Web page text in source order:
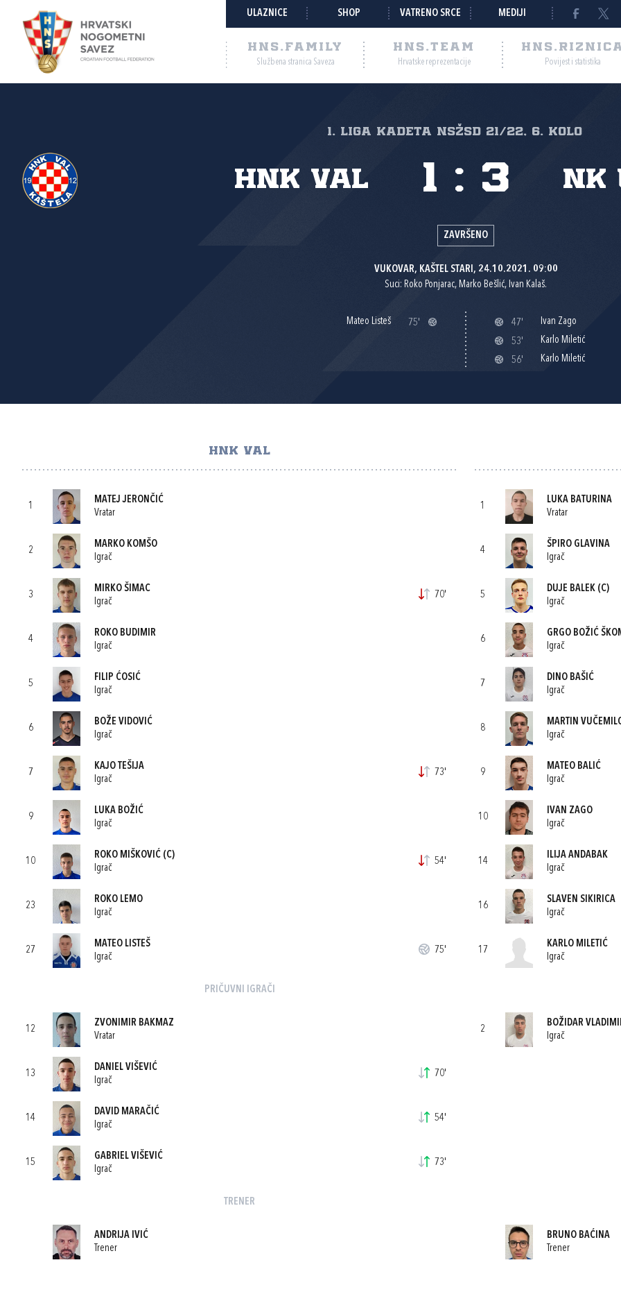
ULAZNICE SHOP VATRENO SRCE MEDIJI
HNS.FAMILY
Službena stranica Saveza
HNS.TEAM
Hrvatske reprezentacije Povijest i statistika
1. liga kadeta NSŽSD 21/22, 6. kolo
HNK Val NK
1 : 3
ZAVRŠENO
VUKOVAR, KAŠTEL STARI, 24.10.2021. 09:00
Suci: Roko Ponjarac, Marko Bešlić, Ivan Kalaš.
Mateo Listeš 75' 47'
Ivan Zago
53'
Karlo Miletić
56'
Karlo Miletić
HNK VAL
1
MATEJ JERONČIĆ
Vratar
2
MARKO KOMŠO
Igrač
3
MIRKO ŠIMAC
Igrač
70'
4
ROKO BUDIMIR
Igrač
5
FILIP ĆOSIĆ
Igrač
6
BOŽE VIDOVIĆ
Igrač
7
KAJO TEŠIJA
Igrač
73'
9
LUKA BOŽIĆ
Igrač
10
ROKO MIŠKOVIĆ (C)
Igrač
54'
23
ROKO LEMO
Igrač
27
MATEO LISTEŠ
Igrač
75'
PRIČUVNI IGRAČI
12
ZVONIMIR BAKMAZ
Vratar
13
DANIEL VIŠEVIĆ
Igrač
70'
14
DAVID MARAČIĆ
Igrač
54'
15
GABRIEL VIŠEVIĆ
Igrač
73'
TRENER
ANDRIJA IVIĆ
Trener
1
LUKA BATURINA
Vratar
4
ŠPIRO GLAVINA
Igrač
5
DUJE BALEK(C)
Igrač
6
GRGO BOŽIĆ
Igrač
7
DINO BAŠIĆ
Igrač
8
MARTIN
Igrač
9
MATEO BALIĆ
Igrač
10
IVAN ZAGO
Igrač
14
ILIJA ANDABAK
Igrač
16
SLAVEN SIKIRICA
Igrač
17
KARLO MILETIĆ
Igrač
2
BOŽIDAR
Igrač
BRUNO BAĆINA
Trener